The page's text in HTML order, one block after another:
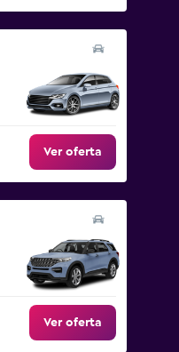
Ver oferta
Ver oferta